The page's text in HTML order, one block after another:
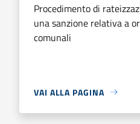
Procedimento di
una sanzione relativa a
comunali
VAI ALLA PAGINA